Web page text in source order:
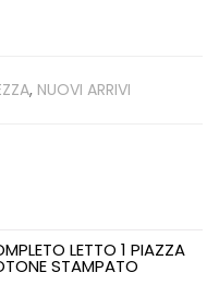
, NUOVI ARRIVI
LETTO 1 PIAZZA
STAMPATO